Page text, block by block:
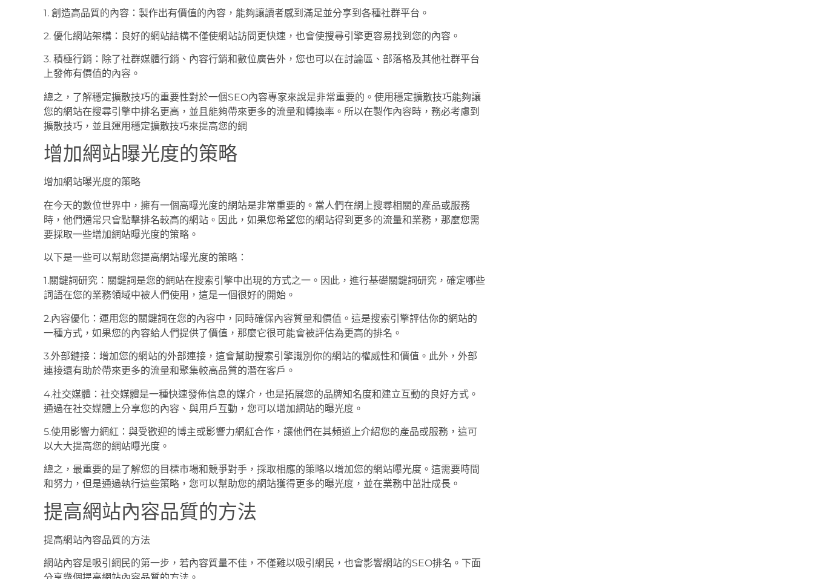
1. 創造高品質的內容：製作出有價值的內容，能夠讓讀者感到滿足並分享到各種社群平台。
2. 優化網站架構：良好的網站結構不僅使網站訪問更快速，也會使搜尋引擎更容易找到您的內容。
3. 積極行銷：除了社群媒體行銷、內容行銷和數位廣告外，您也可以在討論區、部落格及其他社群平台
上發佈有價值的內容。
總之，了解穩定擴散技巧的重要性對於一個SEO內容專家來說是非常重要的。使用穩定擴散技巧能夠讓
您的網站在搜尋引擎中排名更高，並且能夠帶來更多的流量和轉換率。所以在製作內容時，務必考慮到
擴散技巧，並且運用穩定擴散技巧來提高您的網
增加網站曝光度的策略
增加網站曝光度的策略
在今天的數位世界中，擁有一個高曝光度的網站是非常重要的。當人們在網上搜尋相關的產品或服務
時，他們通常只會點擊排名較高的網站。因此，如果您希望您的網站得到更多的流量和業務，那麼您需
要採取一些增加網站曝光度的策略。
以下是一些可以幫助您提高網站曝光度的策略：
1.關鍵詞研究：關鍵詞是您的網站在搜索引擎中出現的方式之一。因此，進行基礎關鍵詞研究，確定哪些
詞語在您的業務領域中被人們使用，這是一個很好的開始。
2.內容優化：運用您的關鍵詞在您的內容中，同時確保內容質量和價值。這是搜索引擎評估你的網站的
一種方式，如果您的內容給人們提供了價值，那麼它很可能會被評估為更高的排名。
3.外部鏈接：增加您的網站的外部連接，這會幫助搜索引擎識別你的網站的權威性和價值。此外，外部
連接還有助於帶來更多的流量和聚集較高品質的潛在客戶。
4.社交媒體：社交媒體是一種快速發佈信息的媒介，也是拓展您的品牌知名度和建立互動的良好方式。
通過在社交媒體上分享您的內容、與用戶互動，您可以增加網站的曝光度。
5.使用影響力網紅：與受歡迎的博主或影響力網紅合作，讓他們在其頻道上介紹您的產品或服務，這可
以大大提高您的網站曝光度。
總之，最重要的是了解您的目標市場和競爭對手，採取相應的策略以增加您的網站曝光度。這需要時間
和努力，但是通過執行這些策略，您可以幫助您的網站獲得更多的曝光度，並在業務中茁壯成長。
提高網站內容品質的方法
提高網站內容品質的方法
網站內容是吸引網民的第一步，若內容質量不佳，不僅難以吸引網民，也會影響網站的SEO排名。下面